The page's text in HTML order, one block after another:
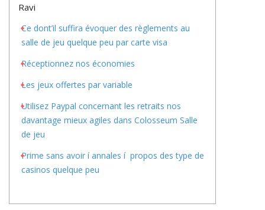
Ravi
Ce dont’il suffira évoquer des règlements au
salle de jeu quelque peu par carte visa
Réceptionnez nos économies
Les jeux offertes par variable
Utilisez Paypal concernant les retraits nos
davantage mieux agiles dans Colosseum Salle
de jeu
Prime sans avoir í annales í propos des type de
casinos quelque peu